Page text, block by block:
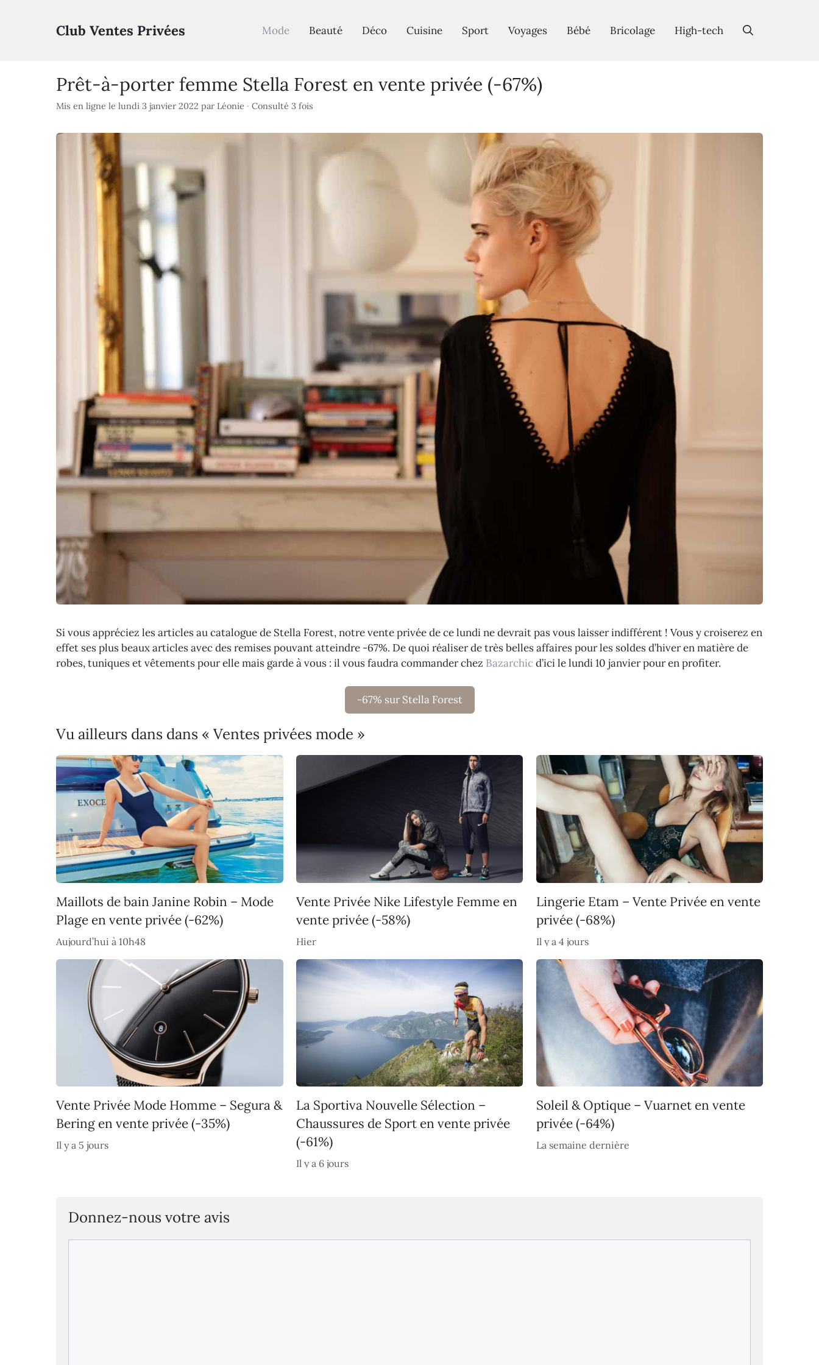
Club Ventes Privées Mode Beauté Déco Cuisine Sport Voyages Bébé Bricolage High-tech
Prêt-à-porter femme Stella Forest en vente privée (-67%)
Mis en ligne le lundi 3 janvier 2022 par Léonie · Consulté 3 fois
Si vous appréciez les articles au catalogue de Stella Forest, notre vente privée de ce lundi ne devrait pas vous laisser indifférent ! Vous y croiserez en
effet ses plus beaux articles avec des remises pouvant atteindre -67%. De quoi réaliser de très belles affaires pour les soldes d’hiver en matière de
robes, tuniques et vêtements pour elle mais garde à vous : il vous faudra commander chez Bazarchicd’ici le lundi 10 janvier pour en profiter.
-67% sur Stella Forest
Vu ailleurs dans dans « Ventes privées mode »
Maillots de bain Janine Robin – Mode
Plage en vente privée (-62%)
Aujourd’hui à 10h48
Vente Privée Nike Lifestyle Femme en
vente privée (-58%)
Hier
Lingerie Etam – Vente Privée en vente
privée (-68%)
Il y a 4 jours
Vente Privée Mode Homme – Segura &
Bering en vente privée (-35%)
Il y a 5 jours
La Sportiva Nouvelle Sélection –
Chaussures de Sport en vente privée
(-61%)
Il y a 6 jours
Soleil & Optique – Vuarnet en vente
privée (-64%)
La semaine dernière
Donnez-nous votre avis